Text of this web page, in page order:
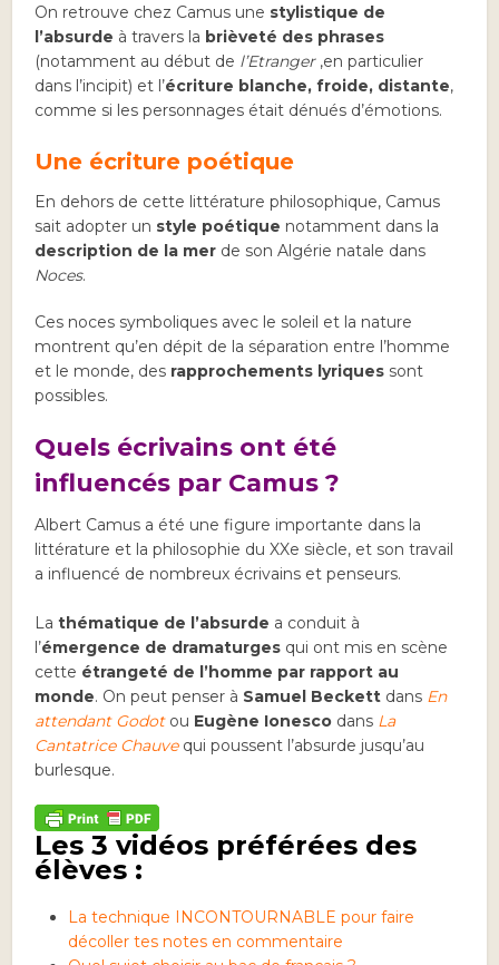
On retrouve chez Camus une stylistique de
l’absurde à travers la brièveté des phrases
(notamment au début de l’Etranger,en particulier
dans l’incipit) et l’écriture blanche, froide, distante,
comme si les personnages était dénués d’émotions.
Une écriture poétique
En dehors de cette littérature philosophique, Camus
sait adopter un style poétique notamment dans la
description de la mer de son Algérie natale dans
Noces.
Ces noces symboliques avec le soleil et la nature
montrent qu’en dépit de la séparation entre l’homme
et le monde, des rapprochements lyriques sont
possibles.
Quels écrivains ont été
influencés par Camus ?
Albert Camus a été une figure importante dans la
littérature et la philosophie du XXe siècle, et son travail
a influencé de nombreux écrivains et penseurs.
Lathématique de l’absurde a conduit à
l’émergence de dramaturges qui ont mis en scène
cette étrangeté de l’homme par rapport au
monde. On peut penser à Samuel Beckett dans En
attendant Godotou Eugène Ionesco dans La
Cantatrice Chauvequi poussent l’absurde jusqu’au
burlesque.
Les 3 vidéos préférées des
élèves :
La technique INCONTOURNABLE pour faire
décoller tes notes en commentaire